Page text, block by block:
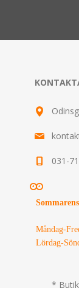
031-
Måndag-
Lördag-
*